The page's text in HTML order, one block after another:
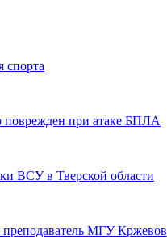
спорта
поврежден при атаке БПЛА
ВСУ в Тверской области
МГУ Кржевов